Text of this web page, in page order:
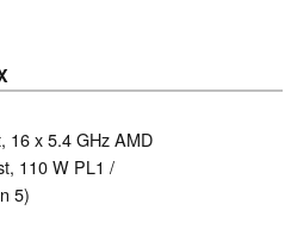
16 x 5.4 GHz AMD
110 W PL1 /
5)